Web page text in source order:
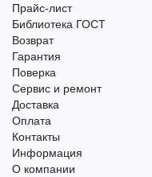
Прайс-лист
Библиотека ГОСТ
Возврат
Гарантия
Поверка
Сервис и ремонт
Доставка
Оплата
Контакты
Информация
О компании